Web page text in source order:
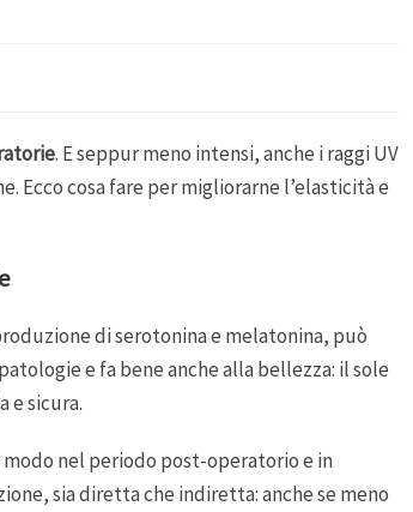
. E seppur meno intensi, anche i raggi UV
Ecco cosa fare per migliorarne l’elasticità e
di serotonina e melatonina, può
e fa bene anche alla bellezza: il sole
e sicura.
nel periodo post-operatorio e in
sia diretta che indiretta: anche se meno